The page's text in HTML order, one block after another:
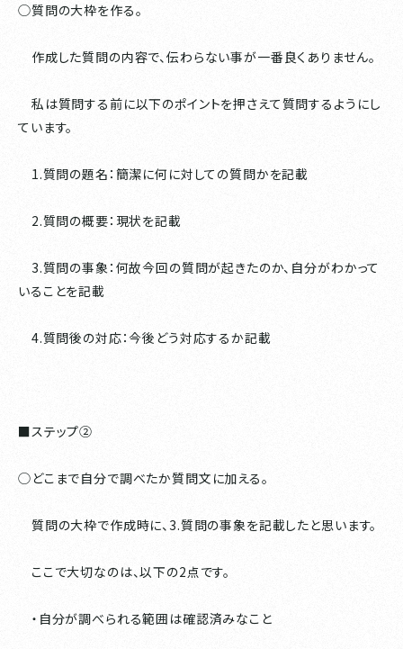
◯質問の大枠を作る。
作成した質問の内容で、伝わらない事が一番良くありません。
私は質問する前に以下のポイントを押さえて質問するようにし
ています。
1.質問の題名：簡潔に何に対しての質問かを記載
2.質問の概要：現状を記載
3.質問の事象：何故今回の質問が起きたのか、自分がわかって
いることを記載
4.質問後の対応：今後どう対応するか記載
■ステップ②
◯どこまで自分で調べたか質問文に加える。
質問の大枠で作成時に、3.質問の事象を記載したと思います。
ここで大切なのは、以下の2点です。
・自分が調べられる範囲は確認済みなこと